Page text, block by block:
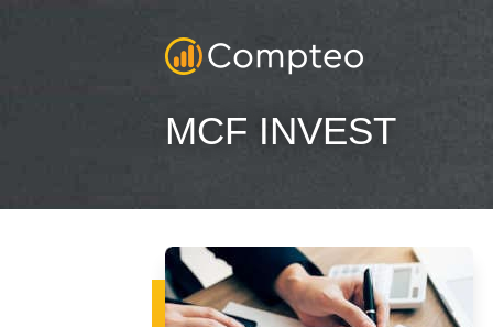
MCF INVEST